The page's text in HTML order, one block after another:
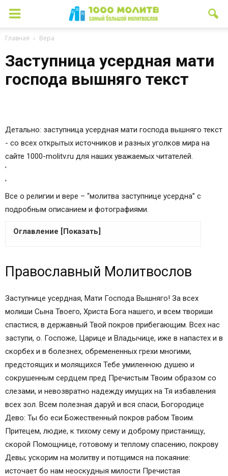
Главная Вера
Заступница усердная мати
господа вышняго текст
Детально: заступница усердная мати господа вышняго текст
- со всех открытых источников и разных уголков мира на
сайте 1000-molitv.ru для наших уважаемых читателей.
'
'
Все о религии и вере – “молитва заступнице усердна” с
подробным описанием и фотографиями.
Оглавление [Показать]
Молитва заступнице усердна
величание)
Обновления на сайте
Обновления на сайте
Объявления
ПОИСК ПО САЙТУ
В ЧЕМ ПОМОГАЕТ СВЯТАЯ МОЛИТВА
БОГОРОДИЦЕ ЗАСТУПНИЦА УСЕРДНАЯ
Молитва Заступнице перед Казанской иконой
неоднократно спасала Россию от нашествия
врагов
Церковной молитвой Божьей Матери
Заступнице благословляют на брак
Текст православной молитвы Пресвятой
Богородицы Заступница
Православный Молитвослов
Заступнице усердная, Мати Господа Вышняго! За всех
молиши Сына Твоего, Христа Бога нашего, и всем твориши
спастися, в державный Твой покров прибегающим. Всех нас
заступи, о. Госпоже, Царице и Владычице, иже в напастех и в
скорбех и в болезнех, обремененных грехи многими,
предстоящих и молящихся Тебе умиленною душею и
сокрушенным сердцем пред Пречистым Твоим образом со
слезами, и невозвратно надежду имущих на Тя избавления
всех зол. Всем полезная даруй и вся спаси, Богородице
Дево: Ты бо еси Божественный покров рабом Твоим.
Притецем, людие, к тихому сему и доброму пристанищу,
скорой Помощнице, готовому и теплому спасению, покрову
Девы; ускорим на молитву и потщимся на покаяние:
источает бо нам неоскудныя милости Пречистая